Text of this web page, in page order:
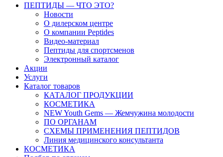
ПЕПТИДЫ — ЧТО ЭТО?
Новости
О дилерском центре
О компании Peptides
Видео-материал
Пептиды для спортсменов
Электронный каталог
Акции
Услуги
Каталог товаров
КАТАЛОГ ПРОДУКЦИИ
КОСМЕТИКА
NEW Youth Gems — Жемчужина молодости
ПО ОРГАНАМ
СХЕМЫ ПРИМЕНЕНИЯ ПЕПТИДОВ
Линия медицинского консультанта
КОСМЕТИКА